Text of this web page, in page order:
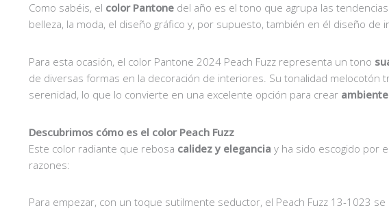
Como sabéis, el color Pantone del año es el tono que agrupa las
belleza, la moda, el diseño gráfico y, por supuesto, también en él diseño de
Para esta ocasión, el color Pantone 2024 Peach Fuzz representa un tono
de diversas formas en la decoración de interiores. Su tonalidad melocotón
serenidad, lo que lo convierte en una excelente opción para crear
Descubrimos cómo es el color Peach Fuzz
Este color radiante que rebosa calidez y elegancia y ha sido escogido por
razones:
Para empezar, con un toque sutilmente seductor, el Peach Fuzz 13-1023